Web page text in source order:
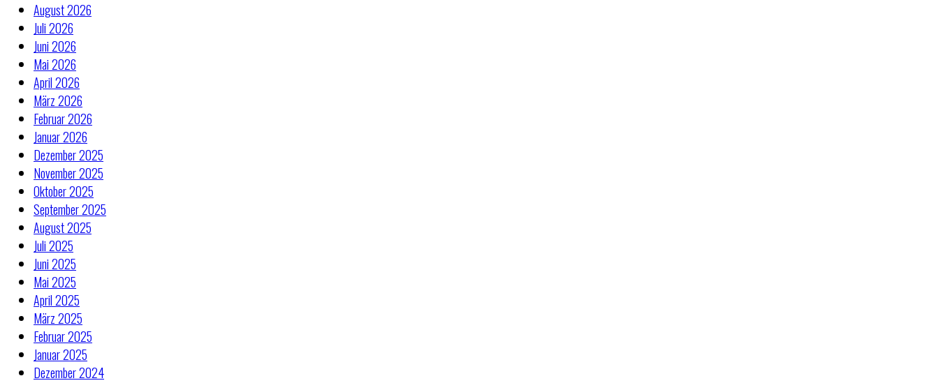
August 2026
Juli 2026
Juni 2026
Mai 2026
April 2026
März 2026
Februar 2026
Januar 2026
Dezember 2025
November 2025
Oktober 2025
September 2025
August 2025
Juli 2025
Juni 2025
Mai 2025
April 2025
März 2025
Februar 2025
Januar 2025
Dezember 2024